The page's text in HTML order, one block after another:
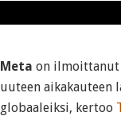
Meta on ilmoittanut
uuteen aikakauteen
globaaleiksi, kertoo